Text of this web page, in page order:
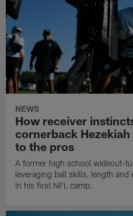
NEWS
How receiver
cornerback
to the pros
A former high school wideout-
leveraging ball skills, length
in his first NFL camp.